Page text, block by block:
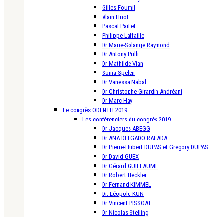
Gilles Fournil
Alain Huot
Pascal Paillet
Philippe Laffaille
Dr Marie-Solange Raymond
Dr Antony Pulli
Dr Mathilde Vian
Sonia Spelen
Dr Vanessa Nabal
Dr Christophe Girardin Andréani
Dr Marc Hay
Le congrès ODENTH 2019
Les conférenciers du congrès 2019
Dr Jacques ABEGG
Dr ANA DELGADO RABADA
Dr Pierre-Hubert DUPAS et Grégory DUPAS
Dr David GUEX
Dr Gérard GUILLAUME
Dr Robert Heckler
Dr Fernand KIMMEL
Dr. Léopold KUN
Dr Vincent PISSOAT
Dr Nicolas Stelling